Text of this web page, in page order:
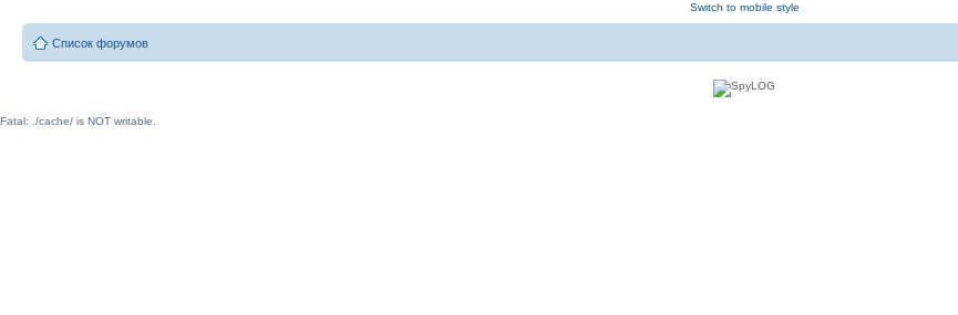
Switch to mobile style
Список форумов
Fatal: ./cache/ is NOT writable.